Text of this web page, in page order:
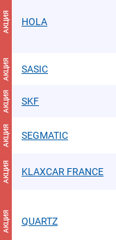
АКЦИЯ HOLA
АКЦИЯ SASIC
АКЦИЯ SKF
АКЦИЯ SEGMATIC
АКЦИЯ KLAXCAR FRANCE
АКЦИЯ QUARTZ